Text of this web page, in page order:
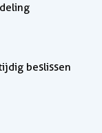
, opent in
beslissen